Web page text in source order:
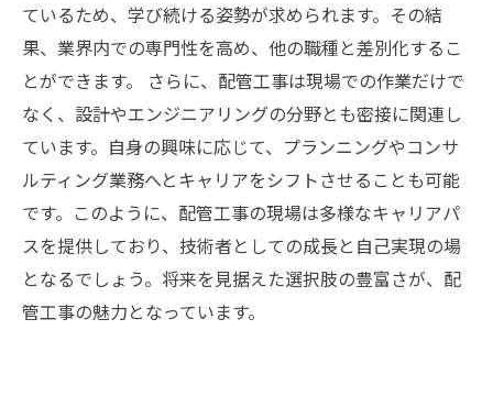
ているため、学び続ける姿勢が求められます。その結
果、業界内での専門性を高め、他の職種と差別化するこ
とができます。 さらに、配管工事は現場での作業だけで
なく、設計やエンジニアリングの分野とも密接に関連し
ています。自身の興味に応じて、プランニングやコンサ
ルティング業務へとキャリアをシフトさせることも可能
です。このように、配管工事の現場は多様なキャリアパ
スを提供しており、技術者としての成長と自己実現の場
となるでしょう。将来を見据えた選択肢の豊富さが、配
管工事の魅力となっています。